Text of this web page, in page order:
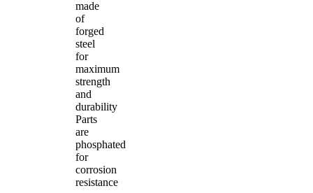
made
of
forged
steel
for
maximum
strength
and
durability
Parts
are
phosphated
for
corrosion
resistance